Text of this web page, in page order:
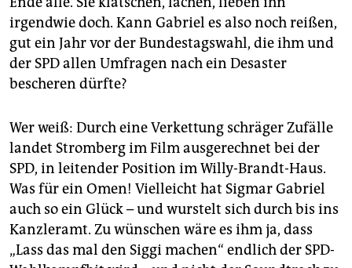
irgendwie doch. Kann Gabriel es also noch reißen,
gut ein Jahr vor der Bundestagswahl, die ihm und
der SPD allen Umfragen nach ein Desaster
bescheren dürfte?
Wer weiß: Durch eine Verkettung schräger Zufälle
landet Stromberg im Film ausgerechnet bei der
SPD, in leitender Position im Willy-Brandt-Haus.
Was für ein Omen! Vielleicht hat Sigmar Gabriel
auch so ein Glück – und wurstelt sich durch bis ins
Kanzleramt. Zu wünschen wäre es ihm ja, dass
„Lass das mal den Siggi machen“ endlich der SPD-